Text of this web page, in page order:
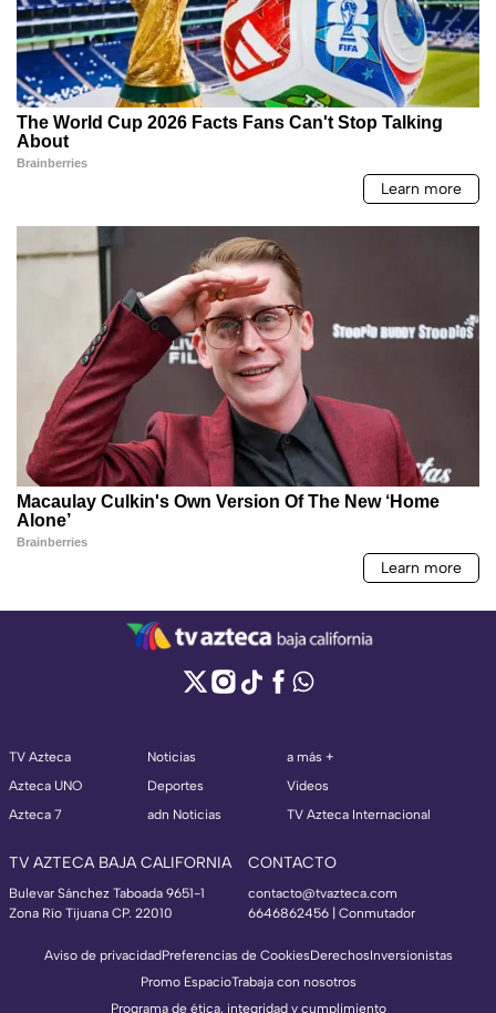
TV Azteca
Azteca UNO
Azteca 7
Noticias
Deportes
adn Noticias
a más +
Videos
TV Azteca Internacional
TV AZTECA BAJA CALIFORNIA
Bulevar Sánchez Taboada 9651-1
Zona Río Tijuana CP. 22010
CONTACTO
contacto@tvazteca.com
6646862456 | Conmutador
Aviso de privacidadPreferencias de CookiesDerechosInversionistas
Promo EspacioTrabaja con nosotros
Programa de ética, integridad y cumplimiento